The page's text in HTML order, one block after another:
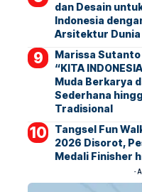
dan Desain
Indonesia
Arsitektur Dunia
Marissa
“KITA
Muda Berkarya
Sederhana
Tradisional
Tangsel Fun
2026 Disorot,
Medali Finisher
-